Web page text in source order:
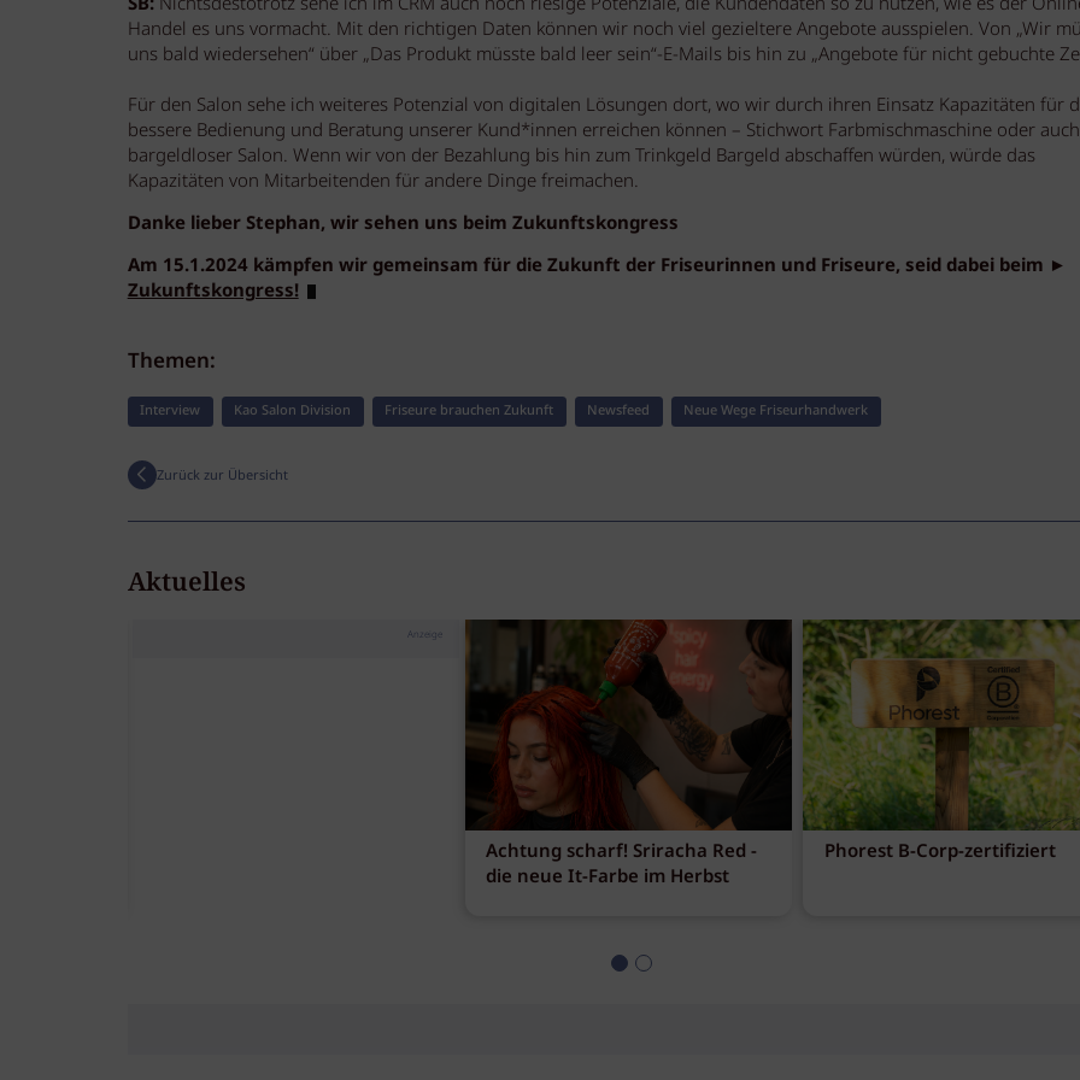
Handel es uns vormacht. Mit den richtigen Daten können wir noch viel gezieltere Angebote ausspielen. Von „Wir
uns bald wiedersehen“ über „Das Produkt müsste bald leer sein“-E-Mails bis hin zu „Angebote für nicht gebuchte
Für den Salon sehe ich weiteres Potenzial von digitalen Lösungen dort, wo wir durch ihren Einsatz Kapazitäten für
bessere Bedienung und Beratung unserer Kund*innen erreichen können – Stichwort Farbmischmaschine oder auch
bargeldloser Salon. Wenn wir von der Bezahlung bis hin zum Trinkgeld Bargeld abschaffen würden, würde das
Kapazitäten von Mitarbeitenden für andere Dinge freimachen.
Danke lieber Stephan, wir sehen uns beim Zukunftskongress
Am 15.1.2024 kämpfen wir gemeinsam für die Zukunft der Friseurinnen und Friseure, seid dabei beim ►
Zukunftskongress!
Themen:
Interview Kao Salon Division Friseure brauchen Zukunft Newsfeed Neue Wege Friseurhandwerk
Zurück zur Übersicht
Aktuelles
Anzeige
Achtung scharf! Sriracha Red -
die neue It-Farbe im Herbst
Phorest B-Corp-zertifiziert